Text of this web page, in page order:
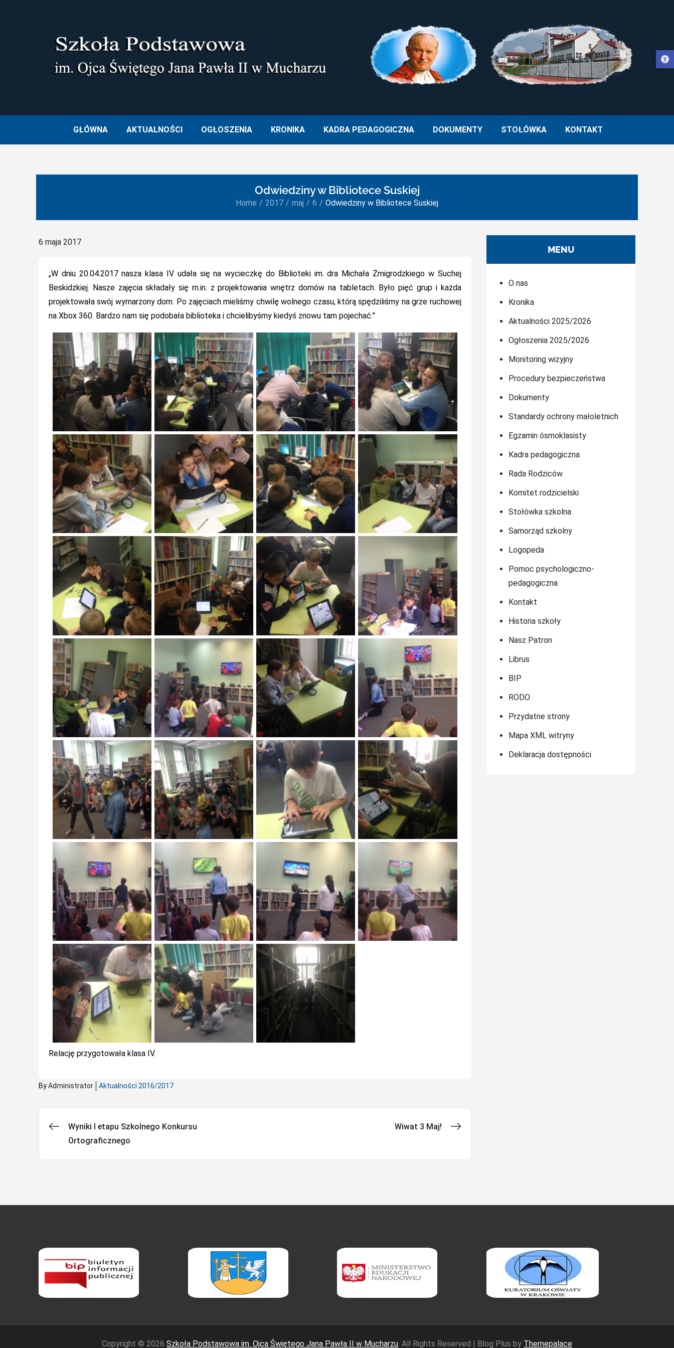
Otwórz pasek narzędzi
SZKOŁA PODSTAWOWA IM. OJCA ŚWIĘTEGO JANA PAWŁA II W MUCHARZU
GŁÓWNA AKTUALNOŚCI OGŁOSZENIA KRONIKA KADRA PEDAGOGICZNA DOKUMENTY STOŁÓWKA KONTAKT
Odwiedziny w Bibliotece Suskiej
Home 2017 maj 6 Odwiedziny w Bibliotece Suskiej
Posted
6 maja 2017
„W dniu 20.04.2017 nasza klasa IV udała się na wycieczkę do Biblioteki im. dra Michała Żmigrodzkiego w Suchej
Beskidzkiej. Nasze zajęcia składały się m.in. z projektowania wnętrz domów na tabletach. Było pięć grup i każda
projektowała swój wymarzony dom. Po zajęciach mieliśmy chwilę wolnego czasu, którą spędziliśmy na grze ruchowej
na Xbox 360. Bardzo nam się podobała biblioteka i chcielibyśmy kiedyś znowu tam pojechać.”
Relację przygotowała klasa IV.
ByAdministrator Aktualności 2016/2017
Nawigacja
Wyniki I etapu Szkolnego Konkursu
Ortograficznego
Wiwat 3 Maj!
MENU
O nas
Kronika
Aktualności 2025/2026
Ogłoszenia 2025/2026
Monitoring wizyjny
Procedury bezpieczeństwa
Dokumenty
Standardy ochrony małoletnich
Egzamin ósmoklasisty
Kadra pedagogiczna
Rada Rodziców
Komitet rodzicielski
Stołówka szkolna
Samorząd szkolny
Logopeda
Pomoc psychologiczno-
pedagogiczna
Kontakt
Historia szkoły
Nasz Patron
Librus
BIP
RODO
Przydatne strony
Mapa XML witryny
Deklaracja dostępności
Copyright © 2026 Szkoła Podstawowa im. Ojca Świętego Jana Pawła II w Mucharzu. All Rights Reserved | Blog Plus by Themepalace